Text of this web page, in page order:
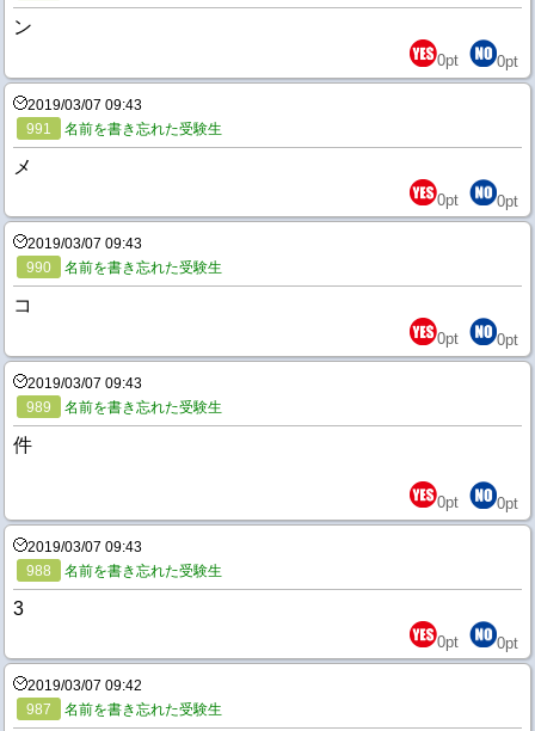
ン
0pt 0pt
2019/03/07 09:43
991
名前を書き忘れた受験生
メ
0pt 0pt
2019/03/07 09:43
990
名前を書き忘れた受験生
コ
0pt 0pt
2019/03/07 09:43
989
名前を書き忘れた受験生
件
0pt 0pt
2019/03/07 09:43
988
名前を書き忘れた受験生
3
0pt 0pt
2019/03/07 09:42
987
名前を書き忘れた受験生